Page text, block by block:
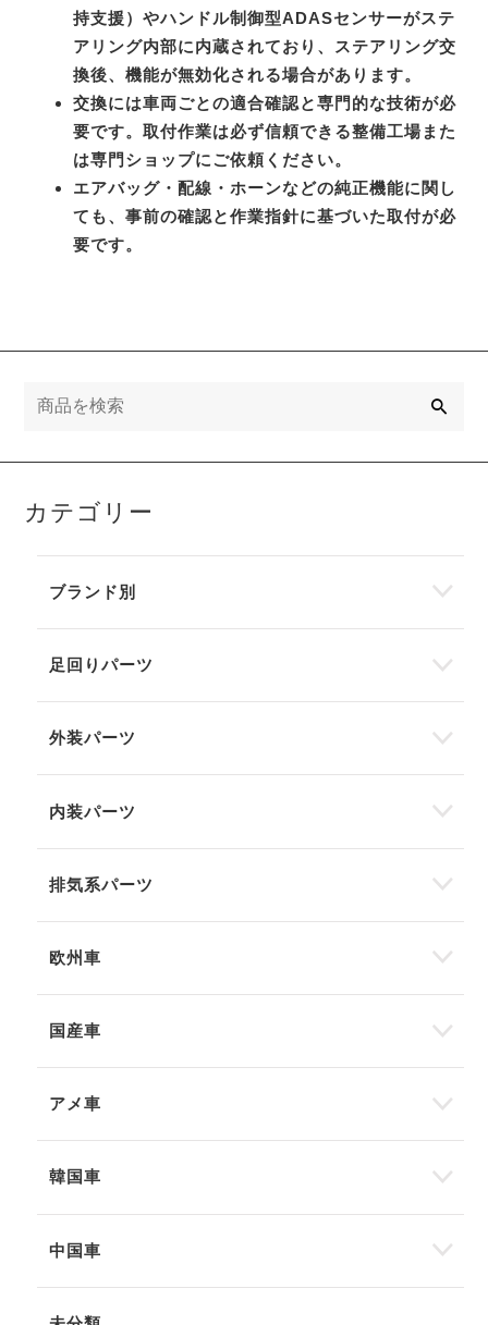
持支援）やハンドル制御型ADASセンサーがステ
アリング内部に内蔵されており、ステアリング交
換後、機能が無効化される場合があります。
交換には車両ごとの適合確認と専門的な技術が必
要です。取付作業は必ず信頼できる整備工場また
は専門ショップにご依頼ください。
エアバッグ・配線・ホーンなどの純正機能に関し
ても、事前の確認と作業指針に基づいた取付が必
要です。
カテゴリー
ブランド別
足回りパーツ
外装パーツ
内装パーツ
排気系パーツ
欧州車
国産車
アメ車
韓国車
中国車